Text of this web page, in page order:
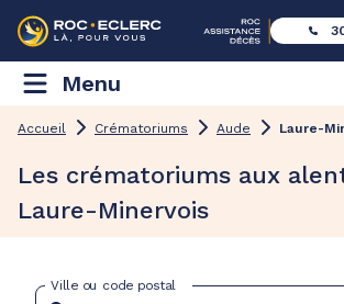
Menu
Accueil Crématoriums Aude Laure-
Les crématoriums aux
Laure-Minervois
Ville ou code postal